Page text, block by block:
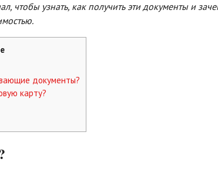
чтобы узнать, как получить эти документы и
документы?
карту?